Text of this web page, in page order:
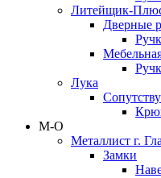
Литейщик-
Дверные
Лука
М-О
Металлист г.
Замки